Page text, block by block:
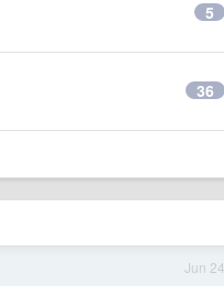
5
36
Jun 24